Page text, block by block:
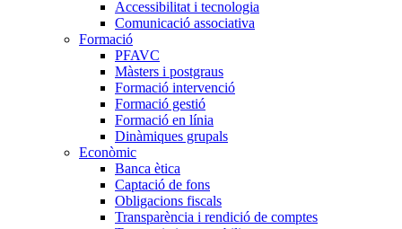
Accessibilitat i tecnologia
Comunicació associativa
Formació
PFAVC
Màsters i postgraus
Formació intervenció
Formació gestió
Formació en línia
Dinàmiques grupals
Econòmic
Banca ètica
Captació de fons
Obligacions fiscals
Transparència i rendició de comptes